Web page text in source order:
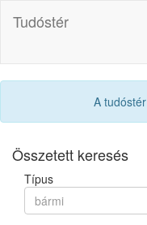
Tudóstér
A tudóstér
Összetett keresés
Típus
bármi